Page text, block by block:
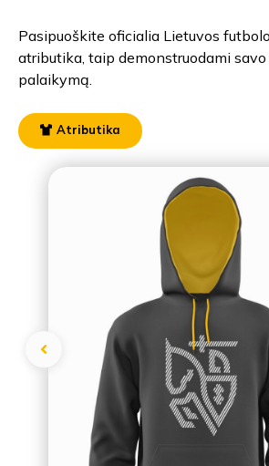
Pasipuoškite oficialia Lietuvos
atributika, taip demonstruodami
palaikymą.
Atributika